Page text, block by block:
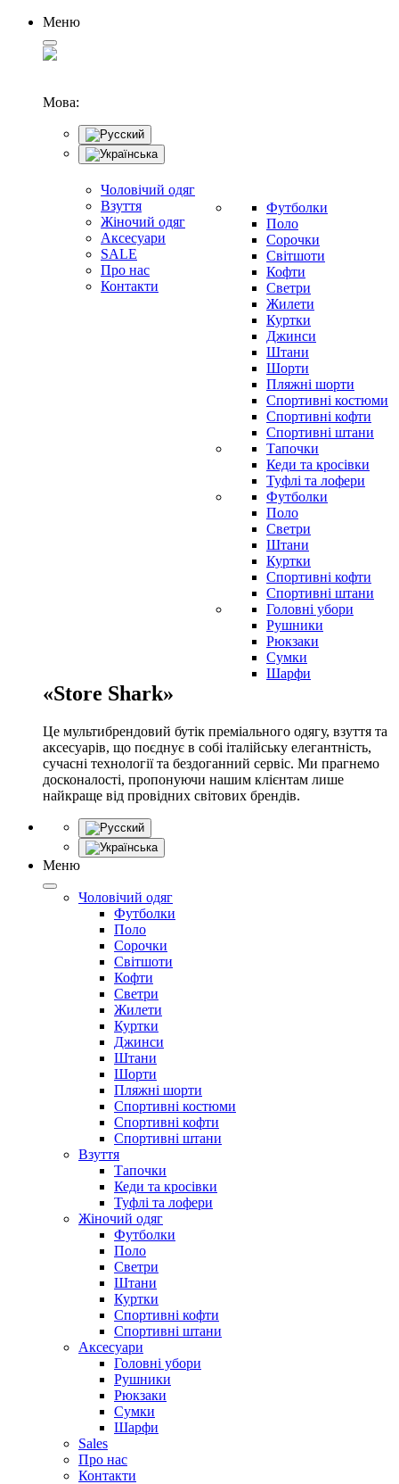
Меню
Мова:
Чоловічий одяг
Взуття
Жіночий одяг
Аксесуари
SALE
Про нас
Контакти
Футболки
Поло
Сорочки
Світшоти
Кофти
Светри
Жилети
Куртки
Джинси
Штани
Шорти
Пляжні шорти
Спортивні костюми
Спортивні кофти
Спортивні штани
Тапочки
Кеди та кросівки
Туфлі та лофери
Футболки
Поло
Светри
Штани
Куртки
Cпортивні кофти
Спортивні штани
Головні убори
Рушники
Рюкзаки
Сумки
Шарфи
«Store Shark»
Це мультибрендовий бутік преміального одягу, взуття та
аксесуарів, що поєднує в собі італійську елегантність,
сучасні технології та бездоганний сервіс. Ми прагнемо
досконалості, пропонуючи нашим клієнтам лише
найкраще від провідних світових брендів.
Меню
Чоловічий одяг
Футболки
Поло
Сорочки
Світшоти
Кофти
Светри
Жилети
Куртки
Джинси
Штани
Шорти
Пляжні шорти
Спортивні костюми
Спортивні кофти
Спортивні штани
Взуття
Тапочки
Кеди та кросівки
Туфлі та лофери
Жіночий одяг
Футболки
Поло
Светри
Штани
Куртки
Cпортивні кофти
Спортивні штани
Аксесуари
Головні убори
Рушники
Рюкзаки
Сумки
Шарфи
Sales
Про нас
Контакти